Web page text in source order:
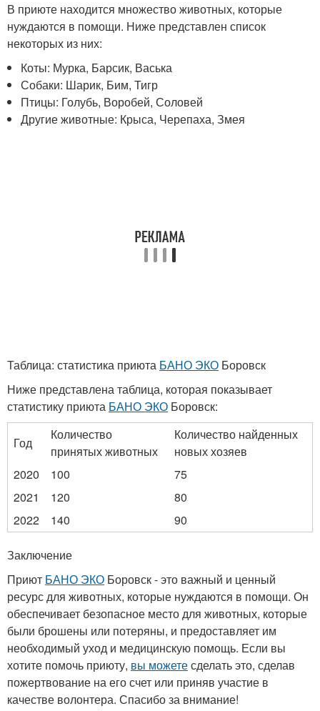
В приюте находится множество животных, которые
нуждаются в помощи. Ниже представлен список
некоторых из них:
Коты: Мурка, Барсик, Васька
Собаки: Шарик, Бим, Тигр
Птицы: Голубь, Воробей, Соловей
Другие животные: Крыса, Черепаха, Змея
Таблица: статистика приюта БАНО ЭКО Боровск
Ниже представлена таблица, которая показывает
статистику приюта БАНО ЭКО Боровск:
Год
Количество
принятых животных
Количество найденных
новых хозяев
2020
100
75
2021
120
80
2022
140 90
Заключение
Приют БАНО ЭКО Боровск - это важный и ценный
ресурс для животных, которые нуждаются в помощи. Он
обеспечивает безопасное место для животных, которые
были брошены или потеряны, и предоставляет им
необходимый уход и медицинскую помощь. Если вы
хотите помочь приюту, вы можетесделать это, сделав
пожертвование на его счет или приняв участие в
качестве волонтера. Спасибо за внимание!